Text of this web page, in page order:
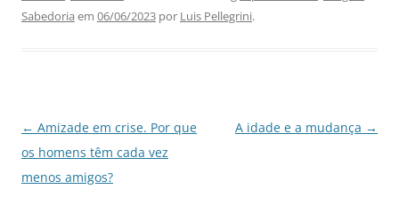
e
k
s e gr l e
Sabedoria em 06/06/2023 por Luis Pellegrini.
Navegação
de
posts
← Amizade em crise. Por que
os homens têm cada vez
menos amigos?
A idade e a mudança →